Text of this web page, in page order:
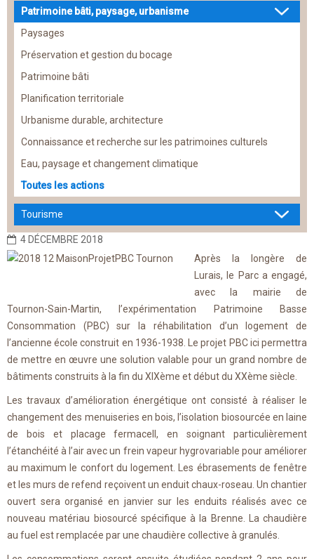
Patrimoine bâti, paysage, urbanisme
Paysages
Préservation et gestion du bocage
Patrimoine bâti
Planification territoriale
Urbanisme durable, architecture
Connaissance et recherche sur les patrimoines culturels
Eau, paysage et changement climatique
Toutes les actions
Tourisme
4 DÉCEMBRE 2018
Après la longère de
Lurais, le Parc a engagé,
avec la mairie de
Tournon-Sain-Martin, l’expérimentation Patrimoine Basse
Consommation (PBC) sur la réhabilitation d’un logement de
l’ancienne école construit en 1936-1938. Le projet PBC ici permettra
de mettre en œuvre une solution valable pour un grand nombre de
bâtiments construits à la fin du XIXème et début du XXème siècle.
Les travaux d’amélioration énergétique ont consisté à réaliser le
changement des menuiseries en bois, l’isolation biosourcée en laine
de bois et placage fermacell, en soignant particulièrement
l’étanchéité à l’air avec un frein vapeur hygrovariable pour améliorer
au maximum le confort du logement. Les ébrasements de fenêtre
et les murs de refend reçoivent un enduit chaux-roseau. Un chantier
ouvert sera organisé en janvier sur les enduits réalisés avec ce
nouveau matériau biosourcé spécifique à la Brenne. La chaudière
au fuel est remplacée par une chaudière collective à granulés.